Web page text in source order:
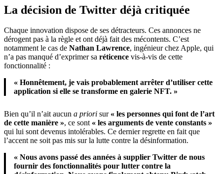
La décision de Twitter déjà critiquée
Chaque innovation dispose de ses détracteurs. Ces annonces ne
dérogent pas à la règle et ont déjà fait des mécontents. C’est
notamment le cas de Nathan Lawrence, ingénieur chez Apple, qui
n’a pas manqué d’exprimer sa réticence vis-à-vis de cette
fonctionnalité :
« Honnêtement, je vais probablement arrêter d’utiliser cette
application si elle se transforme en galerie NFT. »
Bien qu’il n’ait aucun a priori sur « les personnes qui font de l’art
de cette manière », ce sont « les arguments de vente constants »
qui lui sont devenus intolérables. Ce dernier regrette en fait que
l’accent ne soit pas mis sur la lutte contre la désinformation.
« Nous avons passé des années à supplier Twitter de nous
fournir des fonctionnalités pour lutter contre la